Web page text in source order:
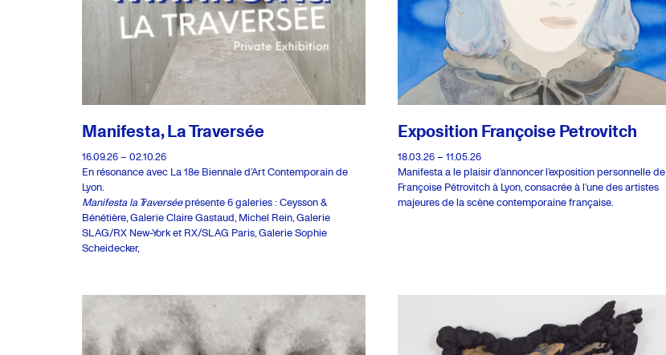
Manifesta, La Traversée
16.09.26 – 02.10.26
En résonance avec La 18e Biennale d’Art Contemporain de
Lyon.
Manifesta la Traverséeprésente 6 galeries : Ceysson &
Bénétière, Galerie Claire Gastaud, Michel Rein, Galerie
SLAG/RX New-York et RX/SLAG Paris, Galerie Sophie
Scheidecker,
Exposition Françoise Petrovitch
18.03.26 – 11.05.26
Manifesta a le plaisir d’annoncer l’exposition personnelle de
Françoise Pétrovitch à Lyon, consacrée à l’une des artistes
majeures de la scène contemporaine française.